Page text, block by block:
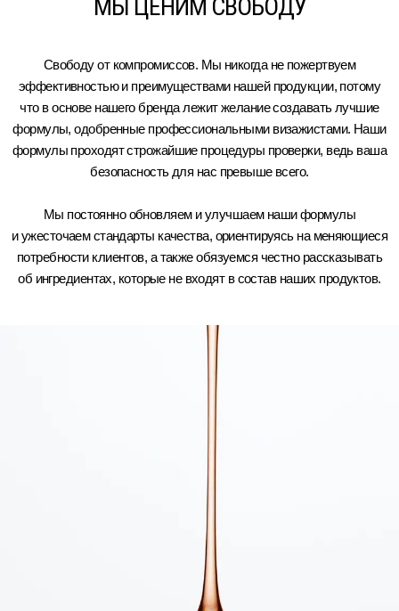
Свободу от компромиссов. Мы никогда не пожертвуем
эффективностью и преимуществами нашей продукции, потому
что в основе нашего бренда лежит желание создавать лучшие
формулы, одобренные профессиональными визажистами. Наши
формулы проходят строжайшие процедуры проверки, ведь ваша
безопасность для нас превыше всего.
Мы постоянно обновляем и улучшаем наши формулы
и ужесточаем стандарты качества, ориентируясь на меняющиеся
потребности клиентов, а также обязуемся честно рассказывать
об ингредиентах, которые не входят в состав наших продуктов.